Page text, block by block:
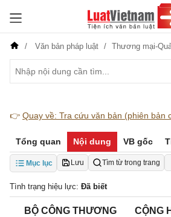
Văn bản pháp luật Thương mại-
👉 Quay về: Tra cứu văn bản (phiên bản
Tổng quan Nội dung VB gốc
Mục lục Lưu Tìm từ trong trang
Tình trạng hiệu lực: Đã biết
BỘCÔNG THƯƠNG
CỘNG